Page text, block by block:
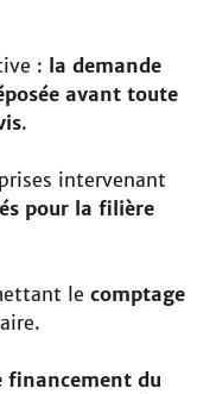
: la demande
avant toute
.
intervenant
pour la filière
le comptage
financement du